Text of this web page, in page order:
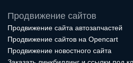
Продвижение сайтов
Продвижение сайта автозапчастей
Продвижение сайтов на Opencart
Продвижение новостного сайта